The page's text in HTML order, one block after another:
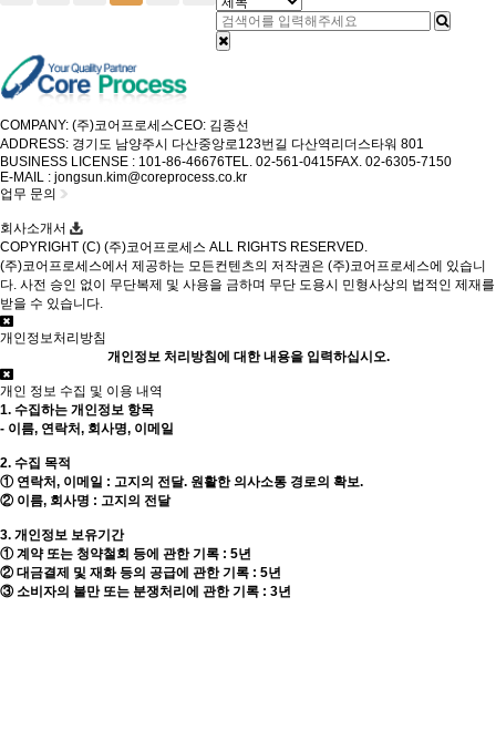
COMPANY: (주)코어프로세스CEO: 김종선
ADDRESS: 경기도 남양주시 다산중앙로123번길 다산역리더스타워 801
BUSINESS LICENSE : 101-86-46676TEL. 02-561-0415FAX. 02-6305-7150
E-MAIL : jongsun.kim@coreprocess.co.kr
업무 문의
회사소개서
COPYRIGHT (C) (주)코어프로세스 ALL RIGHTS RESERVED.
(주)코어프로세스에서 제공하는 모든컨텐츠의 저작권은 (주)코어프로세스에 있습니
다. 사전 승인 없이 무단복제 및 사용을 금하며 무단 도용시 민형사상의 법적인 제재를
받을 수 있습니다.
개인정보처리방침
개인정보 처리방침에 대한 내용을 입력하십시오.
개인 정보 수집 및 이용 내역
1. 수집하는 개인정보 항목
- 이름, 연락처, 회사명, 이메일
2. 수집 목적
① 연락처, 이메일 : 고지의 전달. 원활한 의사소통 경로의 확보.
② 이름, 회사명 : 고지의 전달
3. 개인정보 보유기간
① 계약 또는 청약철회 등에 관한 기록 : 5년
② 대금결제 및 재화 등의 공급에 관한 기록 : 5년
③ 소비자의 불만 또는 분쟁처리에 관한 기록 : 3년